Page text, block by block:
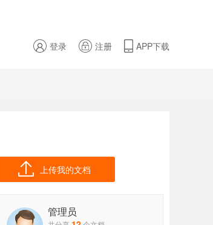
登录 注册 APP下载
上传我的文档
管理员